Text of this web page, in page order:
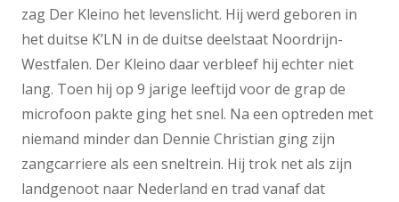
zag Der Kleino het levenslicht. Hij werd geboren in
het duitse K’LN in de duitse deelstaat Noordrijn-
Westfalen. Der Kleino daar verbleef hij echter niet
lang. Toen hij op 9 jarige leeftijd voor de grap de
microfoon pakte ging het snel. Na een optreden met
niemand minder dan Dennie Christian ging zijn
zangcarriere als een sneltrein. Hij trok net als zijn
landgenoot naar Nederland en trad vanaf dat